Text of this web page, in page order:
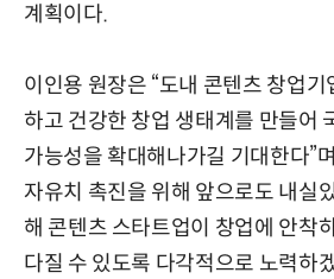
계획이다.
이인용 원장은 “도내 콘텐츠 창업
하고 건강한 창업 생태계를 만들어
가능성을 확대해나가길 기대한다”
자유치 촉진을 위해 앞으로도 내실
해 콘텐츠 스타트업이 창업에 안착
다질 수 있도록 다각적으로 노력하